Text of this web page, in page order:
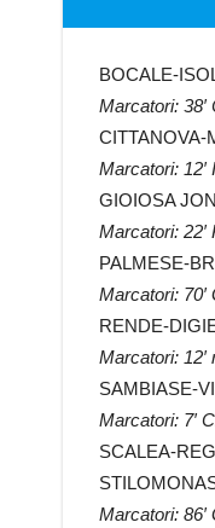
BOCALE-
Marcatori: 38′
CITTANOVA-
Marcatori: 12′
GIOIOSA
Marcatori: 22′
PALMESE-
Marcatori: 70′
RENDE-
Marcatori: 12′
SAMBIASE-
Marcatori: 7′
SCALEA-
Marcatori: 86′